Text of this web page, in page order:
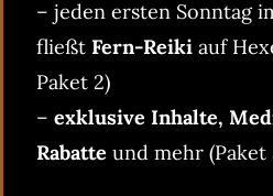
– jeden ersten Sonntag
fließt Fern-Reiki auf
Paket 2)
– exklusive Inhalte,
Rabatte und mehr (Paket